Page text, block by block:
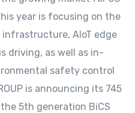
year is focusing on the
infrastructure, AloT edge
driving, as well as in-
safety control
is announcing its 745
5th generation BiCS